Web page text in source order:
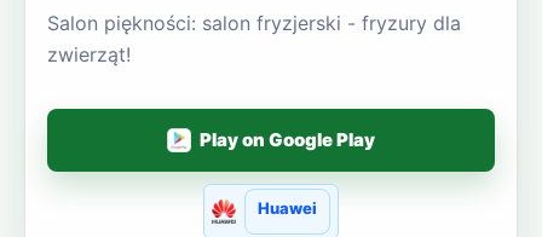
Salon piękności: salon fryzjerski - fryzury dla
zwierząt!
Play on Google Play
Huawei